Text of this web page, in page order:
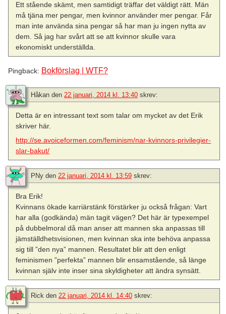
Ett stående skämt, men samtidigt träffar det väldigt rätt. Män
må tjäna mer pengar, men kvinnor använder mer pengar. Får
man inte använda sina pengar så har man ju ingen nytta av
dem. Så jag har svårt att se att kvinnor skulle vara
ekonomiskt underställda.
Pingback: Bokförslag | WTF?
Håkan den 22 januari, 2014 kl. 13:40 skrev:
Detta är en intressant text som talar om mycket av det Erik
skriver här.
http://se.avoiceformen.com/feminism/nar-kvinnors-privilegier-
slar-bakut/
PNy den 22 januari, 2014 kl. 13:59 skrev:
Bra Erik!
Kvinnans ökade karriärstänk förstärker ju också frågan: Vart
har alla (godkända) män tagit vägen? Det här är typexempel
på dubbelmoral då man anser att mannen ska anpassas till
jämställdhetsvisionen, men kvinnan ska inte behöva anpassa
sig till ”den nya” mannen. Resultatet blir att den enligt
feminismen ”perfekta” mannen blir ensamstående, så länge
kvinnan själv inte inser sina skyldigheter att ändra synsätt.
Rick den 22 januari, 2014 kl. 14:40 skrev: